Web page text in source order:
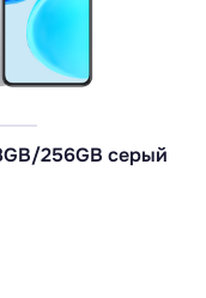
256GB серый